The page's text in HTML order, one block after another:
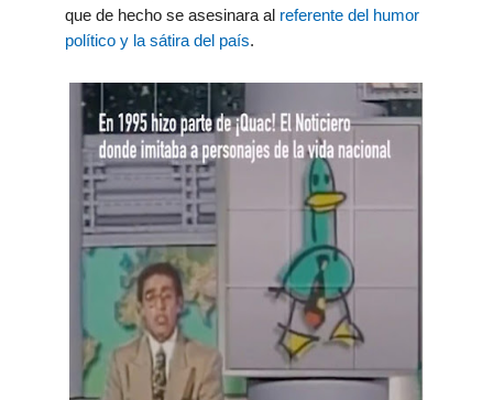
que de hecho se asesinara al referente del humor
político y la sátira del país.